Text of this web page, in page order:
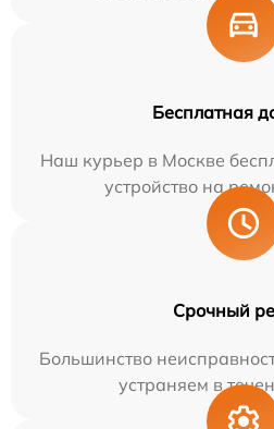
Бесплатная
Наш курьер в Москве
устройство на
Срочный
Большинство
устраняем в